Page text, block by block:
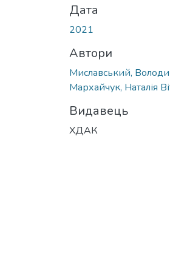
Дата
2021
Автори
Миславський,
Мархайчук, Наталія
Видавець
ХДАК